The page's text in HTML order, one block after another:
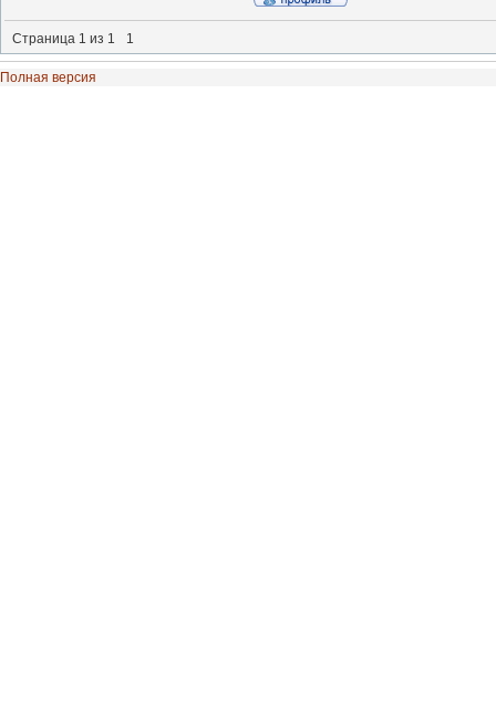
Страница 1 из 1 1
Полная версия